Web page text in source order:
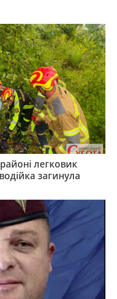
легковик
загинула